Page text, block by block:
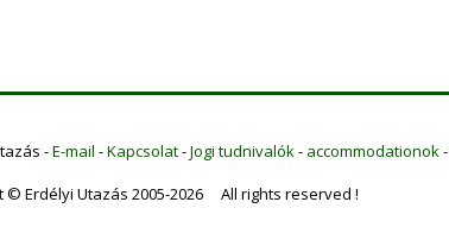
-E-mail -Kapcsolat-Jogi tudnivalók- accommodationok-
© Erdélyi Utazás 2005-2026 All rights reserved !